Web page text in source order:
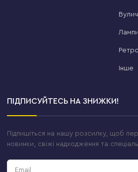
Лампи
Інше
ПІДПИСУЙТЕСЬ НА ЗНИЖКИ!
Підпишіться на нашу розсилку, щоб
новинки, свіжі надходження та